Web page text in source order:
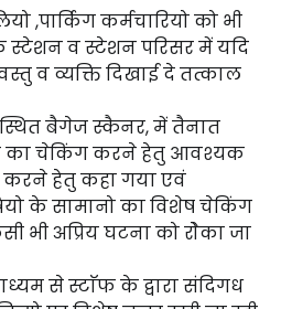
,पार्किग कर्मचारियो को भी
व स्टेशन परिसर में यदि
व व्यक्ति दिखाई दे तत्काल
बैगेज स्कैनर, में तैनात
का चेकिंग करने हेतु आवश्यक
हेतु कहा गया एवं
के सामानो का विशेष चेकिंग
भी अप्रिय घटना को रोेका जा
से स्टाॅफ के द्वारा संदिगध